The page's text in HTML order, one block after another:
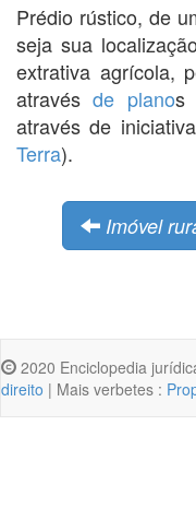
Prédio rústico, de
seja sua
extrativa agrícola,
atravésde planos
através de
Terra).
Imóvel
2020 Enciclopedia
direito | Mais verbetes :